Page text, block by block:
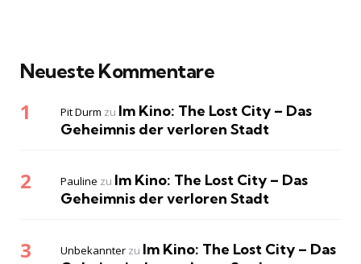
Neueste Kommentare
Pit Durm zu Im Kino: The Lost City – Das
Geheimnis der verloren Stadt
Pauline zu Im Kino: The Lost City – Das
Geheimnis der verloren Stadt
Unbekannter zu Im Kino: The Lost City – Das